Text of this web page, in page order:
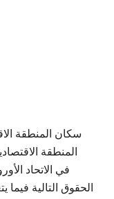
المنطقة
في الاتحاد
الحقوق التالية